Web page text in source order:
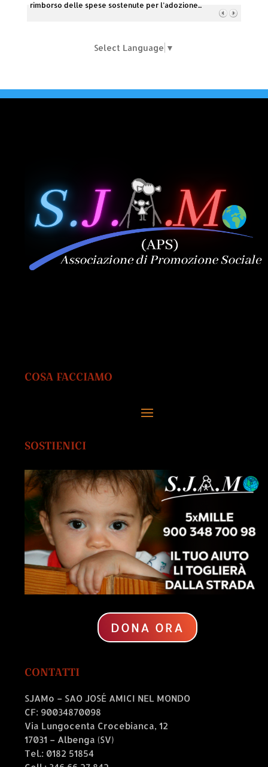
rimborso delle spese sostenute per l’adozione...
Select Language ▼
COSA FACCIAMO
SOSTIENICI
DONA ORA
CONTATTI
SJAMo – SAO JOSÉ AMICI NEL MONDO
CF: 90034870098
Via Lungocenta Crocebianca, 12
17031 – Albenga (SV)
Tel.: 0182 51854